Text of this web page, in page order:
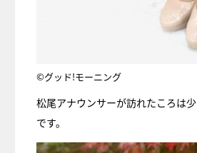
©グッド!モーニング
松尾アナウンサーが訪れたころは
です。